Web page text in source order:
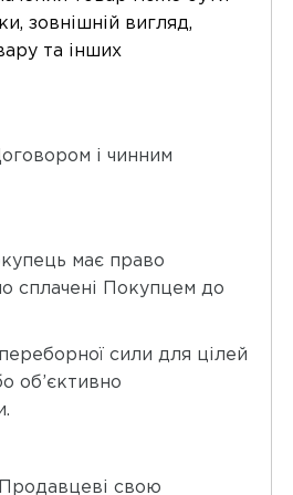
зовнішній вигляд,
та інших
і чинним
має право
сплачені Покупцем до
сили для цілей
об’єктивно
Продавцеві свою